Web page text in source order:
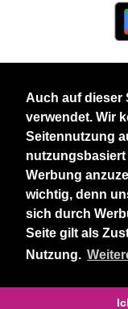
Auch auf dieser
verwendet. Wir
Seitennutzung
nutzungsbasiert
Werbung
wichtig, denn
sich durch
Seite gilt als
Nutzung.
Nehmen Sie